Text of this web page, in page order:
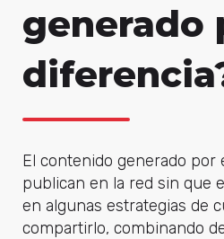
generado
El contenido generado por
publican en la red sin que
en algunas estrategias de
compartirlo, combinando